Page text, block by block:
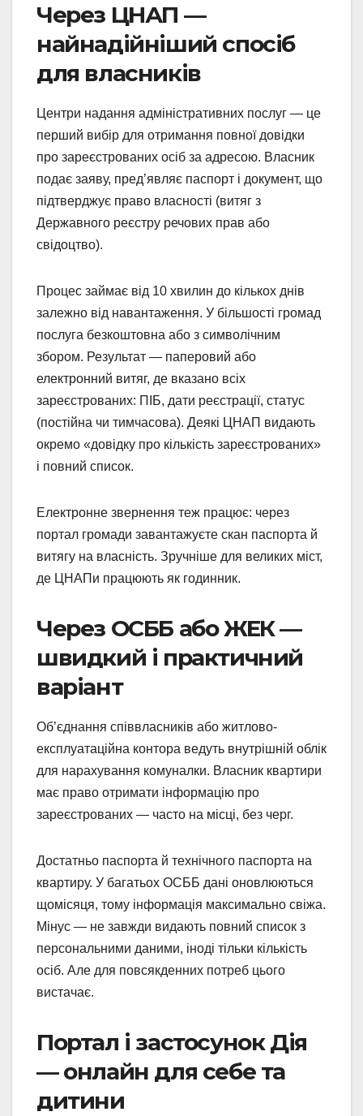
Через ЦНАП —
найнадійніший спосіб
для власників
Центри надання адміністративних послуг — це
перший вибір для отримання повної довідки
про зареєстрованих осіб за адресою. Власник
подає заяву, пред’являє паспорт і документ, що
підтверджує право власності (витяг з
Державного реєстру речових прав або
свідоцтво).
Процес займає від 10 хвилин до кількох днів
залежно від навантаження. У більшості громад
послуга безкоштовна або з символічним
збором. Результат — паперовий або
електронний витяг, де вказано всіх
зареєстрованих: ПІБ, дати реєстрації, статус
(постійна чи тимчасова). Деякі ЦНАП видають
окремо «довідку про кількість зареєстрованих»
і повний список.
Електронне звернення теж працює: через
портал громади завантажуєте скан паспорта й
витягу на власність. Зручніше для великих міст,
де ЦНАПи працюють як годинник.
Через ОСББ або ЖЕК —
швидкий і практичний
варіант
Об’єднання співвласників або житлово-
експлуатаційна контора ведуть внутрішній облік
для нарахування комуналки. Власник квартири
має право отримати інформацію про
зареєстрованих — часто на місці, без черг.
Достатньо паспорта й технічного паспорта на
квартиру. У багатьох ОСББ дані оновлюються
щомісяця, тому інформація максимально свіжа.
Мінус — не завжди видають повний список з
персональними даними, іноді тільки кількість
осіб. Але для повсякденних потреб цього
вистачає.
Портал і застосунок Дія
— онлайн для себе та
дитини